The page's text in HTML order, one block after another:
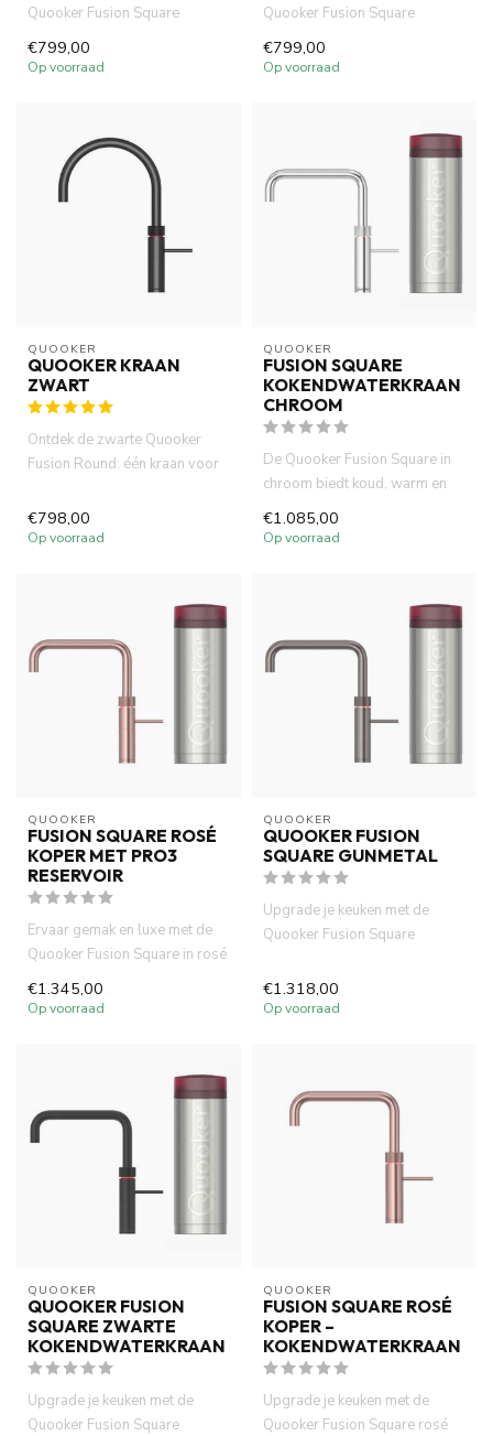
Quooker Fusion Square
designkr...
€799,00
Op voorraad
Quooker Fusion Square
designkr...
€799,00
Op voorraad
QUOOKER
QUOOKER KRAAN
ZWART
Ontdek de zwarte Quooker
Fusion Round: één kraan voor
€798,00
Op voorraad
QUOOKER
FUSION SQUARE
KOKENDWATERKRAAN
CHROOM
De Quooker Fusion Square in
chroom biedt koud, warm en
€1.085,00
Op voorraad
QUOOKER
FUSION SQUARE ROSÉ
KOPER MET PRO3
RESERVOIR
Ervaar gemak en luxe met de
Quooker Fusion Square in rosé
€1.345,00
Op voorraad
QUOOKER
QUOOKER FUSION
SQUARE GUNMETAL
Upgrade je keuken met de
Quooker Fusion Square
designkr...
€1.318,00
Op voorraad
QUOOKER
QUOOKER FUSION
SQUARE ZWARTE
KOKENDWATERKRAAN
Upgrade je keuken met de
Quooker Fusion Square
QUOOKER
FUSION SQUARE ROSÉ
KOPER –
KOKENDWATERKRAAN
Upgrade je keuken met de
Quooker Fusion Square rosé